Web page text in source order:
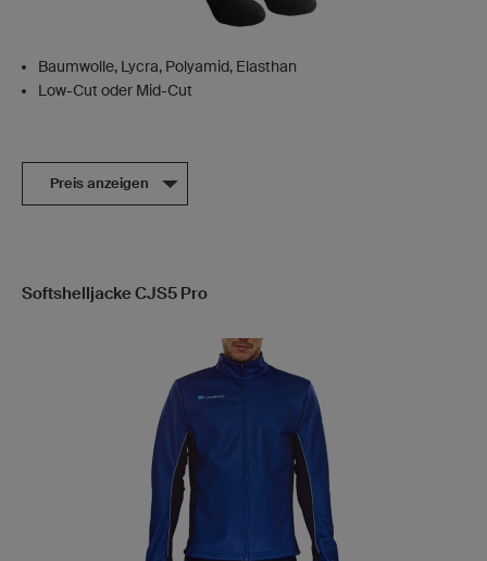
Baumwolle, Lycra, Polyamid, Elasthan
Low-Cut oder Mid-Cut
Preis anzeigen
Softshelljacke CJS5 Pro